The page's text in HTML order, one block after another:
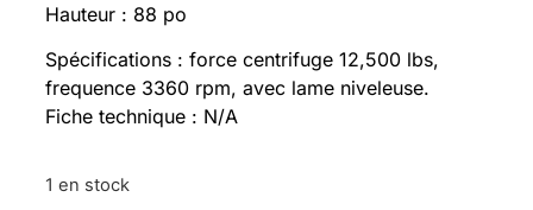
Hauteur : 88 po
Spécifications : force centrifuge 12,500 lbs,
frequence 3360 rpm, avec lame niveleuse.
Fiche technique : N/A
1 en stock